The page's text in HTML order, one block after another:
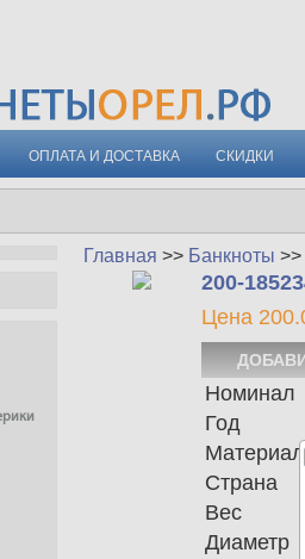
ОПЛАТА И ДОСТАВКА СКИДКИ
Главная >> Банкноты >>
200-
Цена
Номинал
Год
Материал
Страна
Вес
Диаметр